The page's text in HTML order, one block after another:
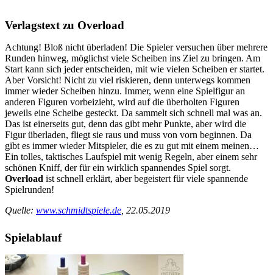
Verlagstext zu Overload
Achtung! Bloß nicht überladen! Die Spieler versuchen über mehrere
Runden hinweg, möglichst viele Scheiben ins Ziel zu bringen. Am
Start kann sich jeder entscheiden, mit wie vielen Scheiben er startet.
Aber Vorsicht! Nicht zu viel riskieren, denn unterwegs kommen
immer wieder Scheiben hinzu. Immer, wenn eine Spielfigur an
anderen Figuren vorbeizieht, wird auf die überholten Figuren
jeweils eine Scheibe gesteckt. Da sammelt sich schnell mal was an.
Das ist einerseits gut, denn das gibt mehr Punkte, aber wird die
Figur überladen, fliegt sie raus und muss von vorn beginnen. Da
gibt es immer wieder Mitspieler, die es zu gut mit einem meinen…
Ein tolles, taktisches Laufspiel mit wenig Regeln, aber einem sehr
schönen Kniff, der für ein wirklich spannendes Spiel sorgt.
Overload ist schnell erklärt, aber begeistert für viele spannende
Spielrunden!
Quelle: www.schmidtspiele.de , 22.05.2019
Spielablauf